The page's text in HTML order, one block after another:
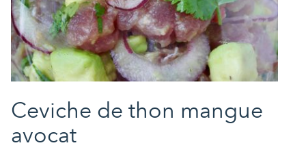
Ceviche de thon mangue
avocat